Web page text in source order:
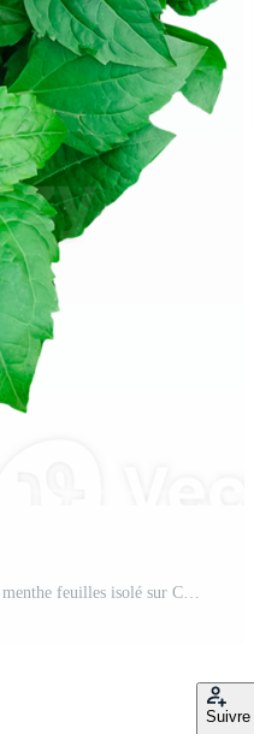
une vert plante avec feuilles sur il, menthe feuilles isolé sur Contexte PNG Pro
Suivre